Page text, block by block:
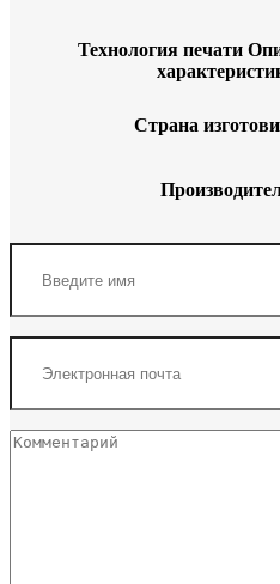
Технология печати
Страна